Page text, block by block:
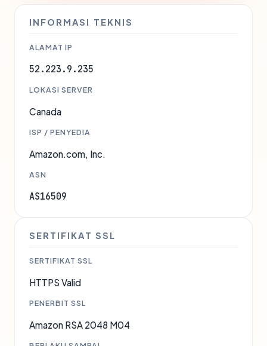
INFORMASI TEKNIS
ALAMAT IP
52.223.9.235
LOKASI SERVER
Canada
ISP / PENYEDIA
Amazon.com, Inc.
ASN
AS16509
SERTIFIKAT SSL
SERTIFIKAT SSL
HTTPS Valid
PENERBIT SSL
Amazon RSA 2048 M04